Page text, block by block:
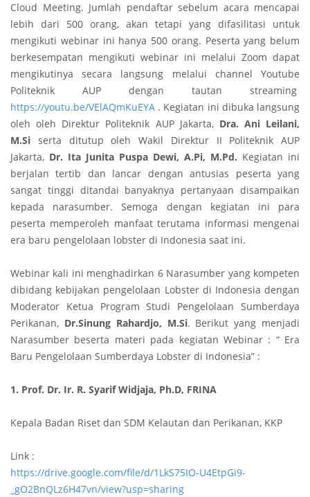
Cloud Meeting. Jumlah pendaftar sebelum acara mencapai
lebih dari 500 orang, akan tetapi yang difasilitasi untuk
mengikuti webinar ini hanya 500 orang. Peserta yang belum
berkesempatan mengikuti webinar ini melalui Zoom dapat
mengikutinya secara langsung melalui channel Youtube
Politeknik AUP dengan tautan streaming
https://youtu.be/VElAQmKuEYA . Kegiatan ini dibuka langsung
oleh oleh Direktur Politeknik AUP Jakarta, Dra. Ani Leilani,
M.Si serta ditutup oleh Wakil Direktur II Politeknik AUP
Jakarta, Dr. Ita Junita Puspa Dewi, A.Pi, M.Pd. Kegiatan ini
berjalan tertib dan lancar dengan antusias peserta yang
sangat tinggi ditandai banyaknya pertanyaan disampaikan
kepada narasumber. Semoga dengan kegiatan ini para
peserta memperoleh manfaat terutama informasi mengenai
era baru pengelolaan lobster di Indonesia saat ini.
Webinar kali ini menghadirkan 6 Narasumber yang kompeten
dibidang kebijakan pengelolaan Lobster di Indonesia dengan
Moderator Ketua Program Studi Pengelolaan Sumberdaya
Perikanan, Dr.Sinung Rahardjo, M.Si. Berikut yang menjadi
Narasumber beserta materi pada kegiatan Webinar : “ Era
Baru Pengelolaan Sumberdaya Lobster di Indonesia” :
1. Prof. Dr. Ir. R. Syarif Widjaja, Ph.D, FRINA
Kepala Badan Riset dan SDM Kelautan dan Perikanan, KKP
Link :
https://drive.google.com/file/d/1LkS75IO-U4EtpGi9-
_gO2BnQLz6H47vn/view?usp=sharing